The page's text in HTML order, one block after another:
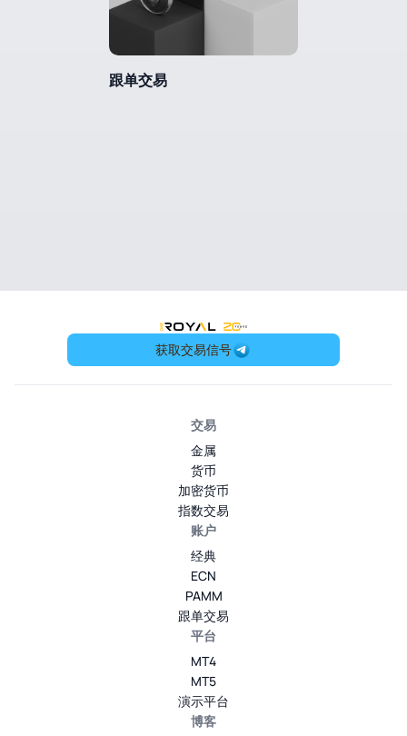
跟单交易
OneRoyal Home
获取交易信号
交易
金属
货币
加密货币
指数交易
账户
经典
ECN
PAMM
跟单交易
平台
MT4
MT5
演示平台
博客